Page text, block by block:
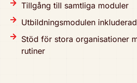
Tillgång till samtliga moduler
Utbild­nings­mo­du­len
Stöd för stora orga­ni­sa­tio­ner
rutiner